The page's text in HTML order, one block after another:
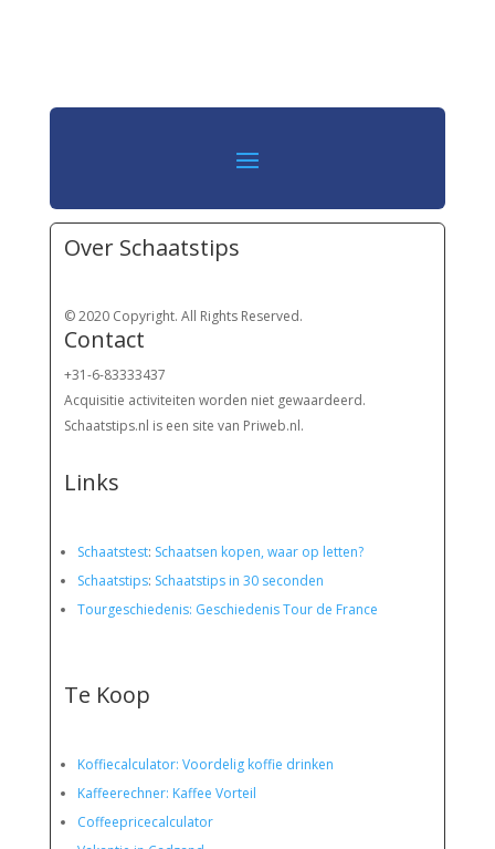
Over Schaatstips
© 2020 Copyright. All Rights Reserved.
Contact
+31-6-83333437
Acquisitie activiteiten worden niet gewaardeerd.
Schaatstips.nl is een site van Priweb.nl.
Links
Schaatstest: Schaatsen kopen, waar op letten?
Schaatstips: Schaatstips in 30 seconden
Tourgeschiedenis: Geschiedenis Tour de France
Te Koop
Koffiecalculator: Voordelig koffie drinken
Kaffeerechner: Kaffee Vorteil
Coffeepricecalculator